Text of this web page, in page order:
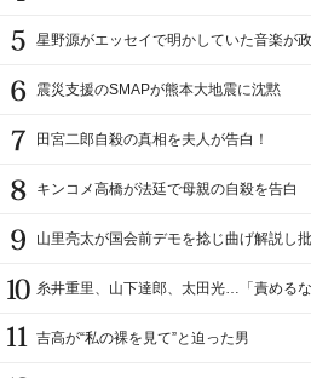
星野源がエッセイで明かしていた音楽が
震災支援のSMAPが熊本大地震に沈黙
田宮二郎自殺の真相を夫人が告白！
キンコメ高橋が法廷で母親の自殺を告白
山里亮太が国会前デモを捻じ曲げ解説し
糸井重里、山下達郎、太田光…「責める
吉高が“私の裸を見て”と迫った男